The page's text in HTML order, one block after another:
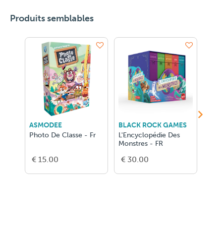
Produits semblables
ASMODEE
Photo De Classe - Fr
€ 15.00
BLACK ROCK GAMES
L'Encyclopédie Des
Monstres - FR
€ 30.00